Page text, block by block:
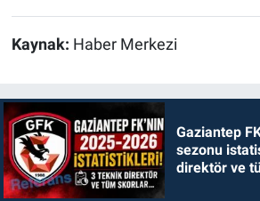
Kaynak: Haber Merkezi
Gaziantep
sezonu
direktör ve